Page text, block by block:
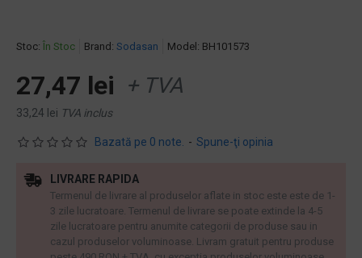
Stoc: În Stoc Brand: Sodasan Model: BH101573
Bazată pe 0 note. - Spune-ţi opinia
27,47 lei + TVA
33,24 lei TVA inclus
LIVRARE RAPIDA
Termenul de livrare al produselor aflate in stoc este este de 1-
3 zile lucratoare. Termenul de livrare se poate extinde la 4-5
zile lucratoare pentru anumite categorii de produse sau in
cazul produselor voluminoase. Livram gratuit pentru produse